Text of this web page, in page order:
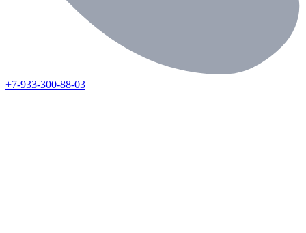
+7-933-300-88-03